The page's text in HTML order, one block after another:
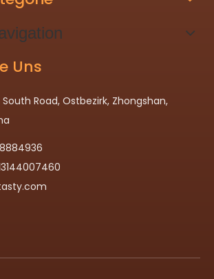
Uns
South Road, Ostbezirk, Zhongshan,